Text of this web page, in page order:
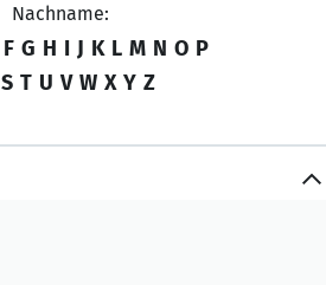
Nachname:
F G H I J K L M N O P
S T U V W X Y Z